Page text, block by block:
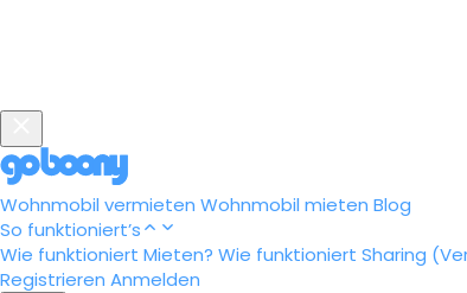
Wohnmobil vermieten Wohnmobil mieten Blog
So funktioniert’s
Wie funktioniert Mieten? Wie funktioniert Sharing
Registrieren Anmelden